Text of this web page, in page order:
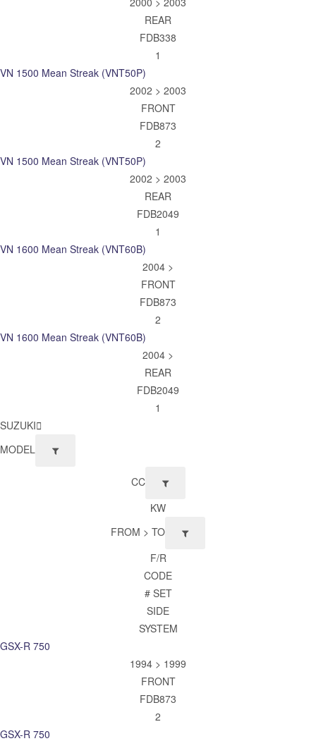
REAR
FDB338
1
VN 1500 Mean Streak (VNT50P)
2002 > 2003
FRONT
FDB873
2
VN 1500 Mean Streak (VNT50P)
2002 > 2003
REAR
FDB2049
1
VN 1600 Mean Streak (VNT60B)
2004 >
FRONT
FDB873
2
VN 1600 Mean Streak (VNT60B)
2004 >
REAR
FDB2049
1
SUZUKI
MODEL
CC
KW
FROM > TO
F/R
CODE
# SET
SIDE
SYSTEM
GSX-R 750
1994 > 1999
FRONT
FDB873
2
GSX-R 750